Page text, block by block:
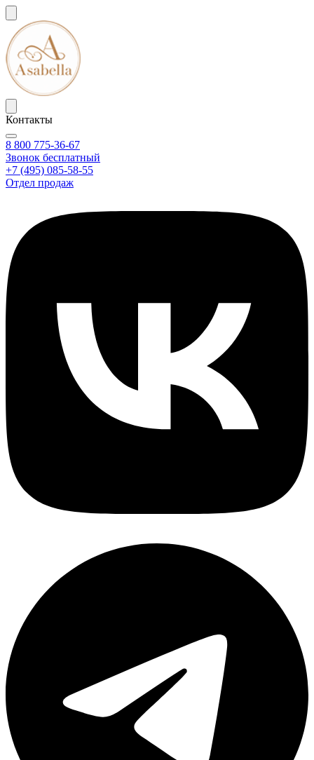
Контакты
8 800 775-36-67
Звонок бесплатный
+7 (495) 085-58-55
Отдел продаж